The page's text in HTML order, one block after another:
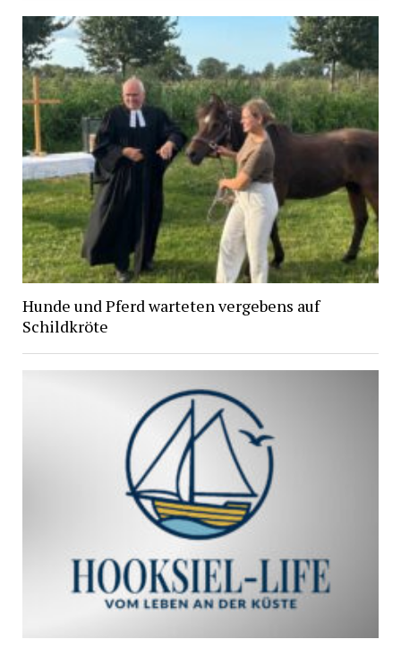
Hunde und Pferd warteten vergebens auf
Schildkröte